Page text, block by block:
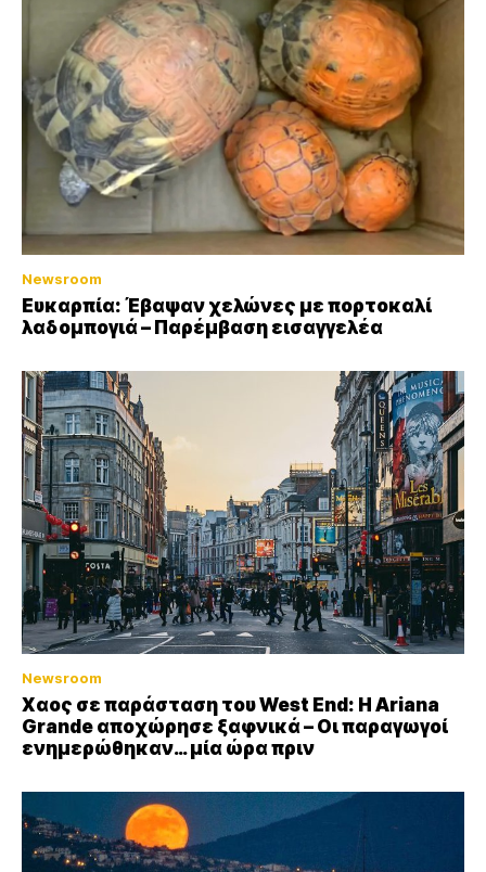
Newsroom
Ευκαρπία: Έβαψαν χελώνες με πορτοκαλί
λαδομπογιά – Παρέμβαση εισαγγελέα
Newsroom
Xαος σε παράσταση του West End: Η Αriana
Grande αποχώρησε ξαφνικά – Οι παραγωγοί
ενημερώθηκαν… μία ώρα πριν